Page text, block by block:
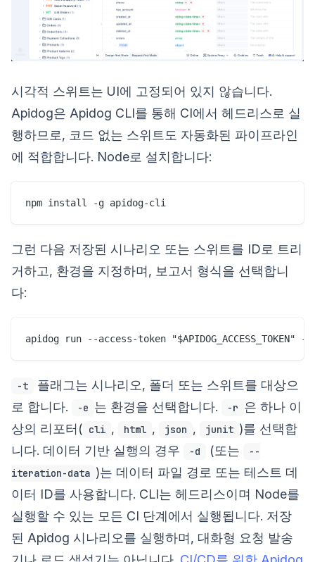
시각적 스위트는 UI에 고정되어 있지 않습니다.
Apidog은 Apidog CLI를 통해 CI에서 헤드리스로 실
행하므로, 코드 없는 스위트도 자동화된 파이프라인
에 적합합니다. Node로 설치합니다:
그런 다음 저장된 시나리오 또는 스위트를 ID로 트리
거하고, 환경을 지정하며, 보고서 형식을 선택합니
다:
-t
플래그는 시나리오, 폴더 또는 스위트를 대상으
로 합니다.
-e 는 환경을 선택합니다. -r 은 하나 이
상의 리포터( cli , html , json , junit )를 선택합
니다. 데이터 기반 실행의 경우
-d (또는
--
iteration-data )는 데이터 파일 경로 또는 테스트 데
이터 ID를 사용합니다. CLI는 헤드리스이며 Node를
실행할 수 있는 모든 CI 단계에서 실행됩니다. 저장
된 Apidog 시나리오를 실행하며, 대화형 요청 발송